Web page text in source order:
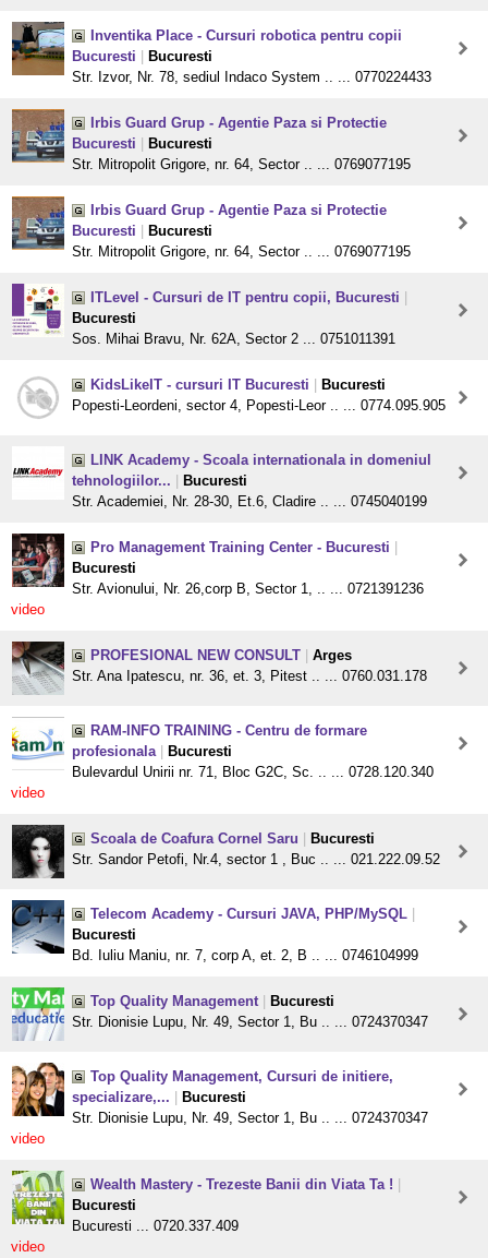
Inventika Place - Cursuri robotica pentru copii
Bucuresti
Bucuresti
Str. Izvor, Nr. 78, sediul Indaco System .. ... 0770224433
Irbis Guard Grup - Agentie Paza si Protectie
Bucuresti
Bucuresti
Str. Mitropolit Grigore, nr. 64, Sector .. ... 0769077195
Irbis Guard Grup - Agentie Paza si Protectie
Bucuresti
Bucuresti
Str. Mitropolit Grigore, nr. 64, Sector .. ... 0769077195
ITLevel - Cursuri de IT pentru copii, Bucuresti
Bucuresti
Sos. Mihai Bravu, Nr. 62A, Sector 2 ... 0751011391
KidsLikeIT - cursuri IT Bucuresti
Bucuresti
Popesti-Leordeni, sector 4, Popesti-Leor .. ... 0774.095.905
LINK Academy - Scoala internationala in domeniul
tehnologiilor...
Bucuresti
Str. Academiei, Nr. 28-30, Et.6, Cladire .. ... 0745040199
Pro Management Training Center - Bucuresti
Bucuresti
Str. Avionului, Nr. 26,corp B, Sector 1, .. ... 0721391236
video
PROFESIONAL NEW CONSULT
Arges
Str. Ana Ipatescu, nr. 36, et. 3, Pitest .. ... 0760.031.178
RAM-INFO TRAINING - Centru de formare
profesionala
Bucuresti
Bulevardul Unirii nr. 71, Bloc G2C, Sc. .. ... 0728.120.340
video
Scoala de Coafura Cornel Saru
Bucuresti
Str. Sandor Petofi, Nr.4, sector 1 , Buc .. ... 021.222.09.52
Telecom Academy - Cursuri JAVA, PHP/MySQL
Bucuresti
Bd. Iuliu Maniu, nr. 7, corp A, et. 2, B .. ... 0746104999
Top Quality Management
Bucuresti
Str. Dionisie Lupu, Nr. 49, Sector 1, Bu .. ... 0724370347
Top Quality Management, Cursuri de initiere,
specializare,...
Bucuresti
Str. Dionisie Lupu, Nr. 49, Sector 1, Bu .. ... 0724370347
video
Wealth Mastery - Trezeste Banii din Viata Ta !
Bucuresti
Bucuresti ... 0720.337.409
video